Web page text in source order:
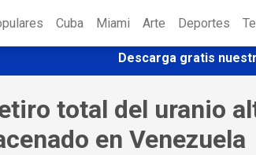
Cuba Miami Arte Deportes
Descarga gratis
total del uranio
en Venezuela